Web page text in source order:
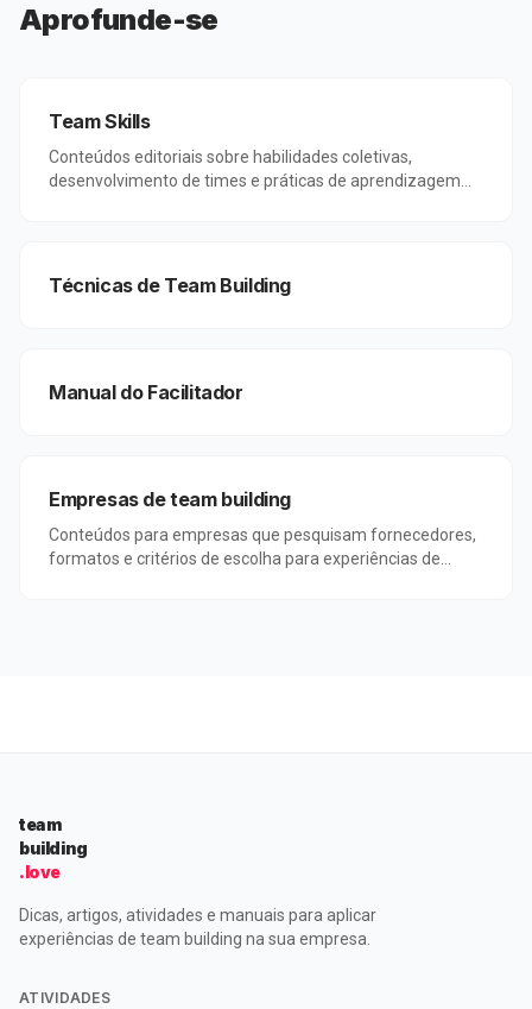
Aprofunde-se
Team Skills
Conteúdos editoriais sobre habilidades coletivas,
desenvolvimento de times e práticas de aprendizagem
Técnicas de Team Building
Manual do Facilitador
Empresas de team building
Conteúdos para empresas que pesquisam fornecedores,
formatos e critérios de escolha para experiências de
team
building
.love
Dicas, artigos, atividades e manuais para aplicar
experiências de team building na sua empresa.
ATIVIDADES